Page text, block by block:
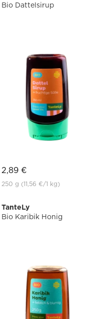
Bio Dattelsirup
2,89 €
250 g (11,56 €/1 kg)
TanteLy
Bio Karibik Honig